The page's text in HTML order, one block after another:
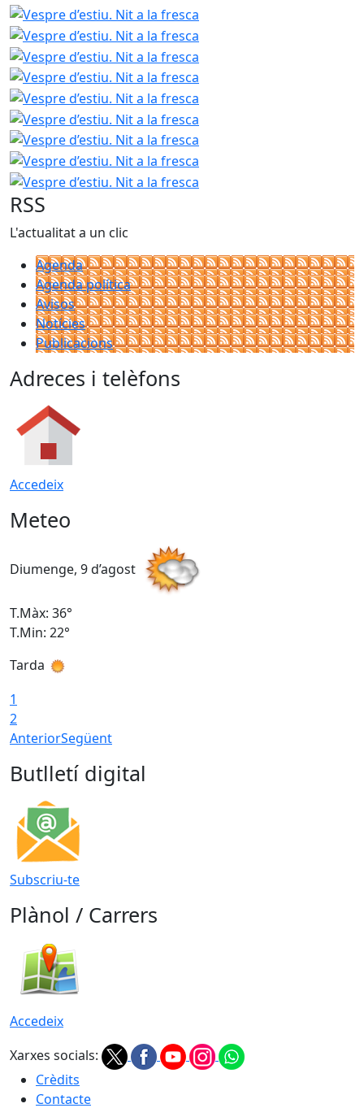
Vespre d’estiu. Nit a la fresca
RSS
L'actualitat a un clic
Agenda
Agenda política
Avisos
Notícies
Publicacions
Adreces i telèfons
Accedeix
Meteo
Diumenge, 9 d’agost
T.Màx: 36°
T.Min: 22°
Tarda
1
2
AnteriorSegüent
Butlletí digital
Subscriu-te
Plànol / Carrers
Accedeix
Xarxes socials:
Crèdits
Contacte